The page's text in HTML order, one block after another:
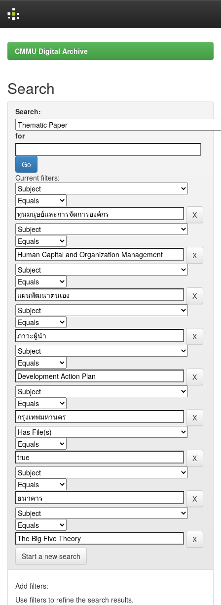
navigationCMMU Digital Archive
Search
Search:
for
Current filters:
Start a new search
Add filters:
Use filters to refine the search results.